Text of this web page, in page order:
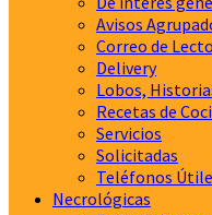
Avisos
Correo de
Delivery
Lobos,
Recetas de
Servicios
Solicitadas
Teléfonos
Necrológicas